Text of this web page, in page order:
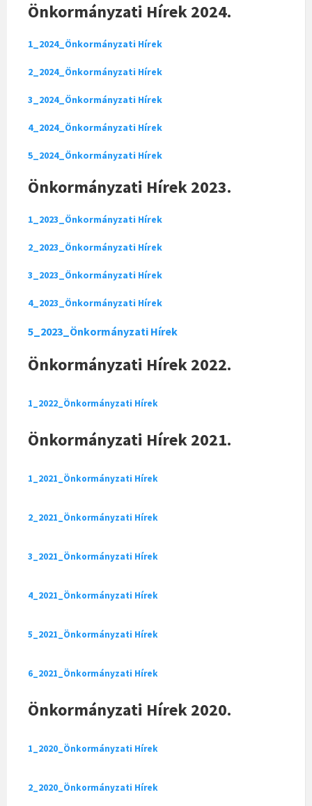
Önkormányzati Hírek 2024.
1_2024_Önkormányzati Hírek
2_2024_Önkormányzati Hírek
3_2024_Önkormányzati Hírek
4_2024_Önkormányzati Hírek
5_2024_Önkormányzati Hírek
Önkormányzati Hírek 2023.
1_2023_Önkormányzati Hírek
2_2023_Önkormányzati Hírek
3_2023_Önkormányzati Hírek
4_2023_Önkormányzati Hírek
5_2023_Önkormányzati Hírek
Önkormányzati Hírek 2022.
1_2022_Önkormányzati Hírek
Önkormányzati Hírek 2021.
1_2021_Önkormányzati Hírek
2_2021_Önkormányzati Hírek
3_2021_Önkormányzati Hírek
4_2021_Önkormányzati Hírek
5_2021_Önkormányzati Hírek
6_2021_Önkormányzati Hírek
Önkormányzati Hírek 2020.
1_2020_Önkormányzati Hírek
2_2020_Önkormányzati Hírek